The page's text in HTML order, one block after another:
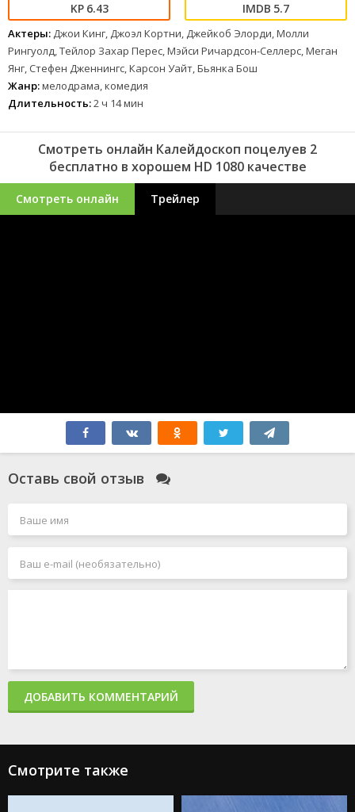
6.43 5.7
Актеры: Джои Кинг, Джоэл Кортни, Джейкоб Элорди, Молли
Рингуолд, Тейлор Захар Перес, Мэйси Ричардсон-Селлерс, Меган
Янг, Стефен Дженнингс, Карсон Уайт, Бьянка Бош
Жанр:мелодрама, комедия
Длительность:2 ч 14 мин
Смотреть онлайн Калейдоскоп поцелуев 2
бесплатно в хорошем HD 1080 качестве
Смотреть онлайн Трейлер
Оставь свой отзыв
ДОБАВИТЬ КОММЕНТАРИЙ
Смотрите также